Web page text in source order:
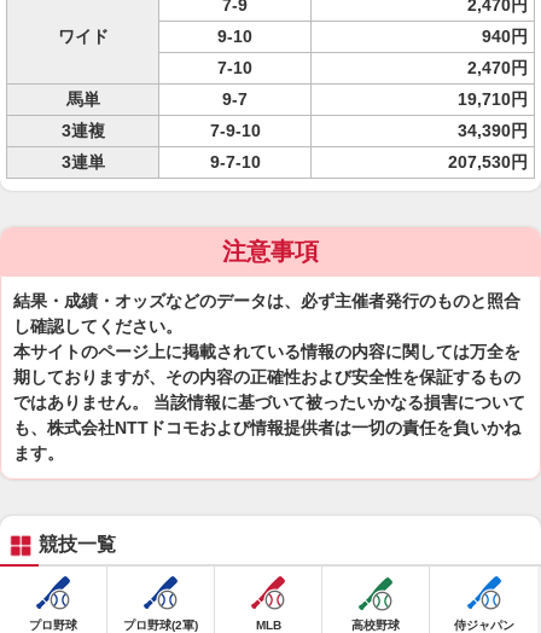
ワイド
7-9
2,470円
9-10
940円
7-10
2,470円
馬単
9-7
19,710円
3連複
7-9-10
34,390円
3連単
9-7-10 207,530円
注意事項
結果・成績・オッズなどのデータは、必ず主催者発行のものと照合
し確認してください。
本サイトのページ上に掲載されている情報の内容に関しては万全を
期しておりますが、その内容の正確性および安全性を保証するもの
ではありません。 当該情報に基づいて被ったいかなる損害について
も、株式会社NTTドコモおよび情報提供者は一切の責任を負いかね
ます。
競技一覧
プロ野球 プロ野球(2軍) MLB 高校野球 侍ジャパン